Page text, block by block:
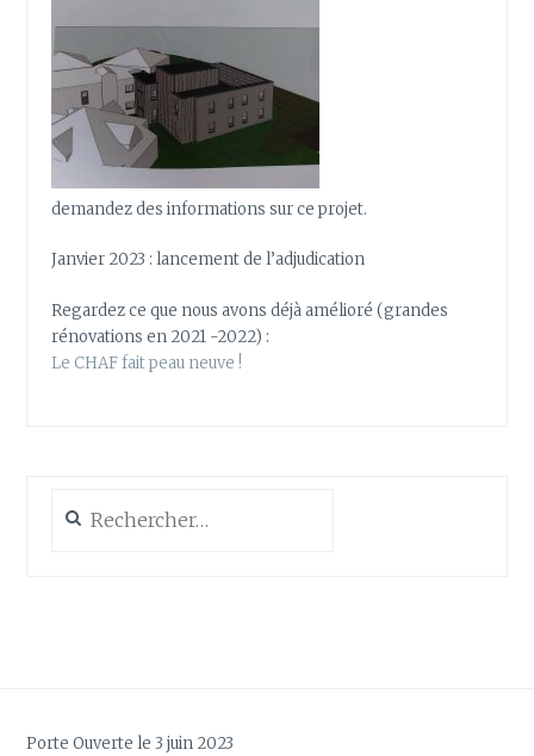
demandez des informations sur ce projet.
Janvier 2023 : lancement de l’adjudication
Regardez ce que nous avons déjà amélioré (grandes
rénovations en 2021 -2022) :
Le CHAF fait peau neuve !
Porte Ouverte le 3 juin 2023